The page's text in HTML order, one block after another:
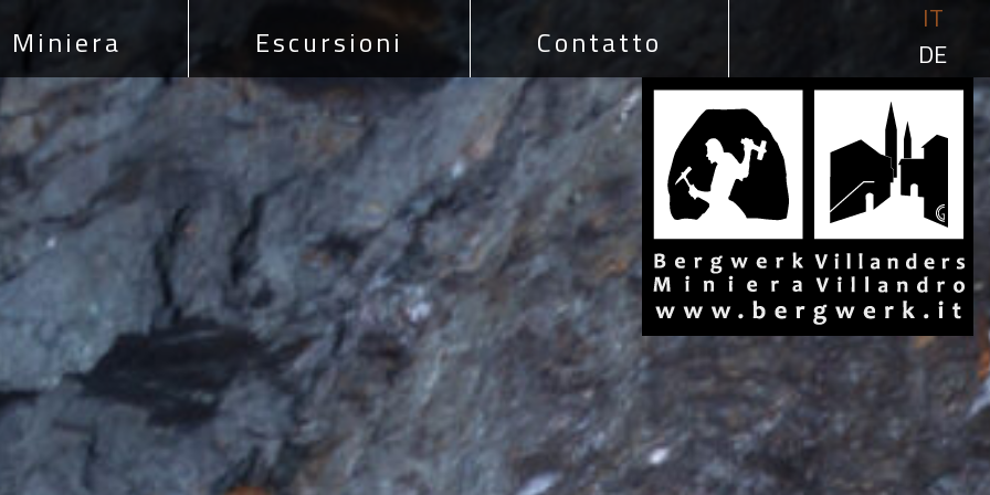
Miniera Escursioni Contatto
IT
DE